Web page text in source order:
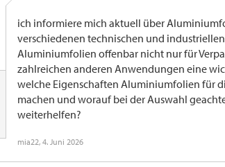
ich informiere mich aktuell über
verschiedenen technischen und
Aluminiumfolien offenbar nicht nur für
zahlreichen anderen Anwendungen eine
welche Eigenschaften Aluminiumfolien für
machen und worauf bei der Auswahl
weiterhelfen?
mia22, 4. Juni 2026